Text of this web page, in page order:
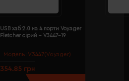
Модель: V3447(Voyager)
USB хаб 2.0 на 4 порти Voyager
Fletcher сірий - V3447-19
354.85 грн